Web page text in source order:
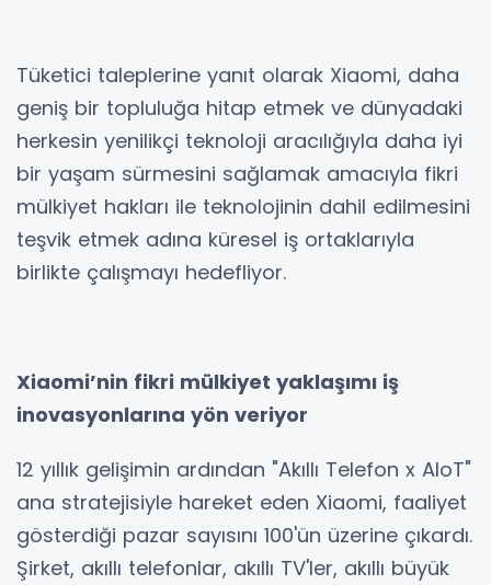
Tüketici taleplerine yanıt olarak Xiaomi, daha
geniş bir topluluğa hitap etmek ve dünyadaki
herkesin yenilikçi teknoloji aracılığıyla daha iyi
bir yaşam sürmesini sağlamak amacıyla fikri
mülkiyet hakları ile teknolojinin dahil edilmesini
teşvik etmek adına küresel iş ortaklarıyla
birlikte çalışmayı hedefliyor.
Xiaomi’nin fikri mülkiyet yaklaşımı iş
inovasyonlarına yön veriyor
12 yıllık gelişimin ardından "Akıllı Telefon x AIoT"
ana stratejisiyle hareket eden Xiaomi, faaliyet
gösterdiği pazar sayısını 100'ün üzerine çıkardı.
Şirket, akıllı telefonlar, akıllı TV'ler, akıllı büyük